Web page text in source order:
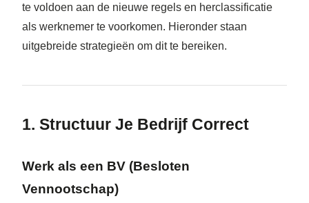
te voldoen aan de nieuwe regels en herclassificatie
als werknemer te voorkomen. Hieronder staan
uitgebreide strategieën om dit te bereiken.
1. Structuur Je Bedrijf Correct
Werk als een BV (Besloten
Vennootschap)